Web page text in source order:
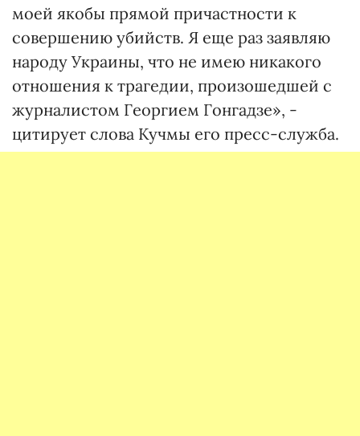
моей якобы прямой причастности к
совершению убийств. Я еще раз заявляю
народу Украины, что не имею никакого
отношения к трагедии, произошедшей с
журналистом Георгием Гонгадзе», -
цитирует слова Кучмы его пресс-служба.